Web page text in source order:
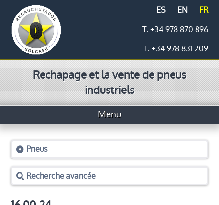
ES EN
FR
T. +34 978 870 896
T. +34 978 831 209
Rechapage et la vente de pneus
industriels
Menu
Pneus
Pneus
Recherche avancée